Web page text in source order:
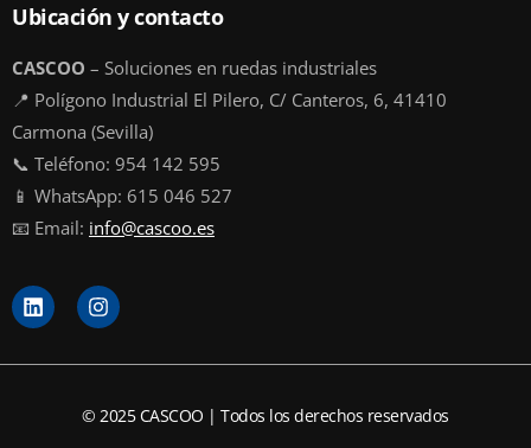
Ubicación y contacto
CASCOO – Soluciones en ruedas industriales
📍 Polígono Industrial El Pilero, C/ Canteros, 6, 41410
Carmona (Sevilla)
📞 Teléfono: 954 142 595
📱 WhatsApp: 615 046 527
📧 Email: info@cascoo.es
L
i
n
k
I
n
s
t
r
© 2025 CASCOO | Todos los derechos reservados